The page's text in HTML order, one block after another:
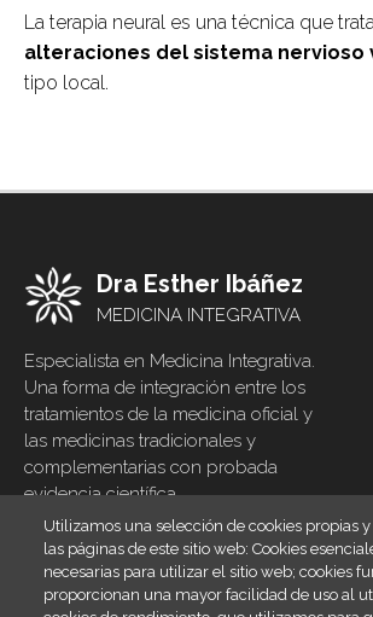
La terapia neural es una técnica que
alteraciones del sistema nervioso
tipo local.
Dra Esther Ibáñez
MEDICINA INTEGRATIVA
Especialista en Medicina Integrativa.
Una forma de integración entre los
tratamientos de la medicina oficial y
las medicinas tradicionales y
complementarias con probada
evidencia científica
Footer
menu
Inicio
Blog
Utilizamos una selección de cookies propias
las páginas de este sitio web: Cookies
necesarias para utilizar el sitio web; cookies
proporcionan una mayor facilidad de uso al